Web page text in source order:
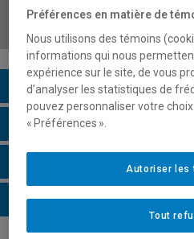
français écrit (hors
Description du cours
Horaire - Été 2026
Horaire - Automne 2026
Horaire - Hiver 2027
Préférences en matière de
Nous utilisons des témoins
informations qui nous
expérience sur le site, de vous
d’analyser les statistiques de
pouvez personnaliser votre
« Préférences ».
Tout
Autoriser les